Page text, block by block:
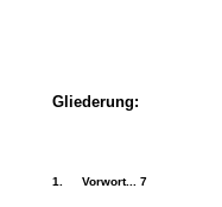
Gliederung:
1. Vorwort... 7